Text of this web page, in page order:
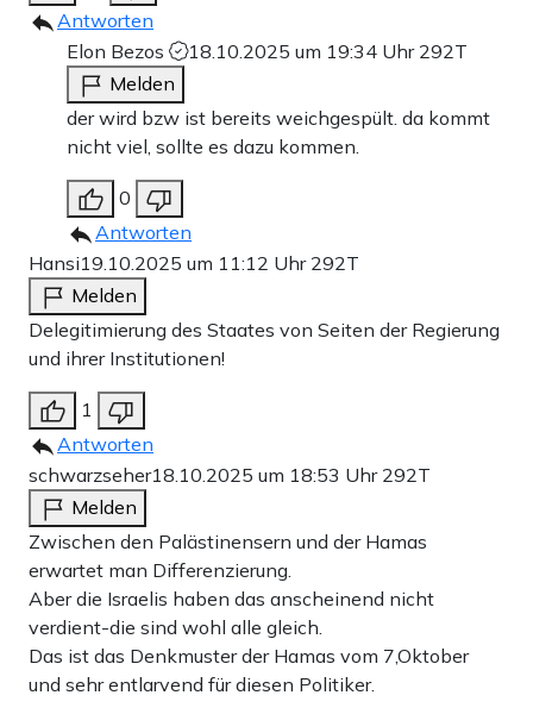
Antworten
Elon Bezos
18.10.2025 um 19:34 Uhr 292T
Melden
der wird bzw ist bereits weichgespült. da kommt
nicht viel, sollte es dazu kommen.
0
Antworten
Hansi19.10.2025 um 11:12 Uhr 292T
Melden
Delegitimierung des Staates von Seiten der Regierung
und ihrer Institutionen!
1
Antworten
schwarzseher18.10.2025 um 18:53 Uhr 292T
Melden
Zwischen den Palästinensern und der Hamas
erwartet man Differenzierung.
Aber die Israelis haben das anscheinend nicht
verdient-die sind wohl alle gleich.
Das ist das Denkmuster der Hamas vom 7,Oktober
und sehr entlarvend für diesen Politiker.